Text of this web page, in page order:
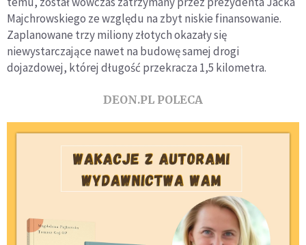
Majchrowskiego ze względu na zbyt niskie finansowanie.
Zaplanowane trzy miliony złotych okazały się
niewystarczające nawet na budowę samej drogi
dojazdowej, której długość przekracza 1,5 kilometra.
DEON.PL POLECA